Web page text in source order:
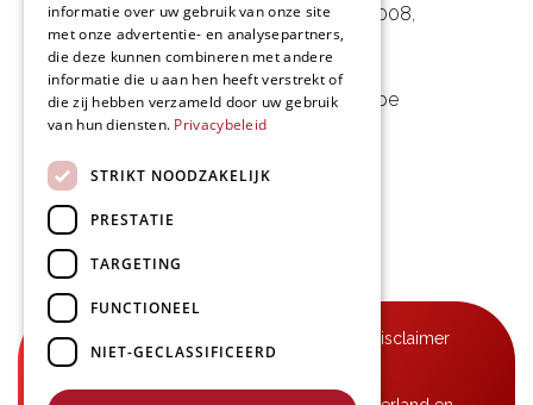
Noorwegenstraat 29D, Haven 8008,
9940 Evergem, BE
09 253 49 57- mail@delmo.be
BE 0768.656.308
Volg ons
Disclaimer
informatie over uw gebruik van onze site
met onze advertentie- en analysepartners,
die deze kunnen combineren met andere
informatie die u aan hen heeft verstrekt of
die zij hebben verzameld door uw gebruik
van hun diensten. Privacybeleid
STRIKT NOODZAKELIJK
PRESTATIE
TARGETING
FUNCTIONEEL
NIET-GECLASSIFICEERD